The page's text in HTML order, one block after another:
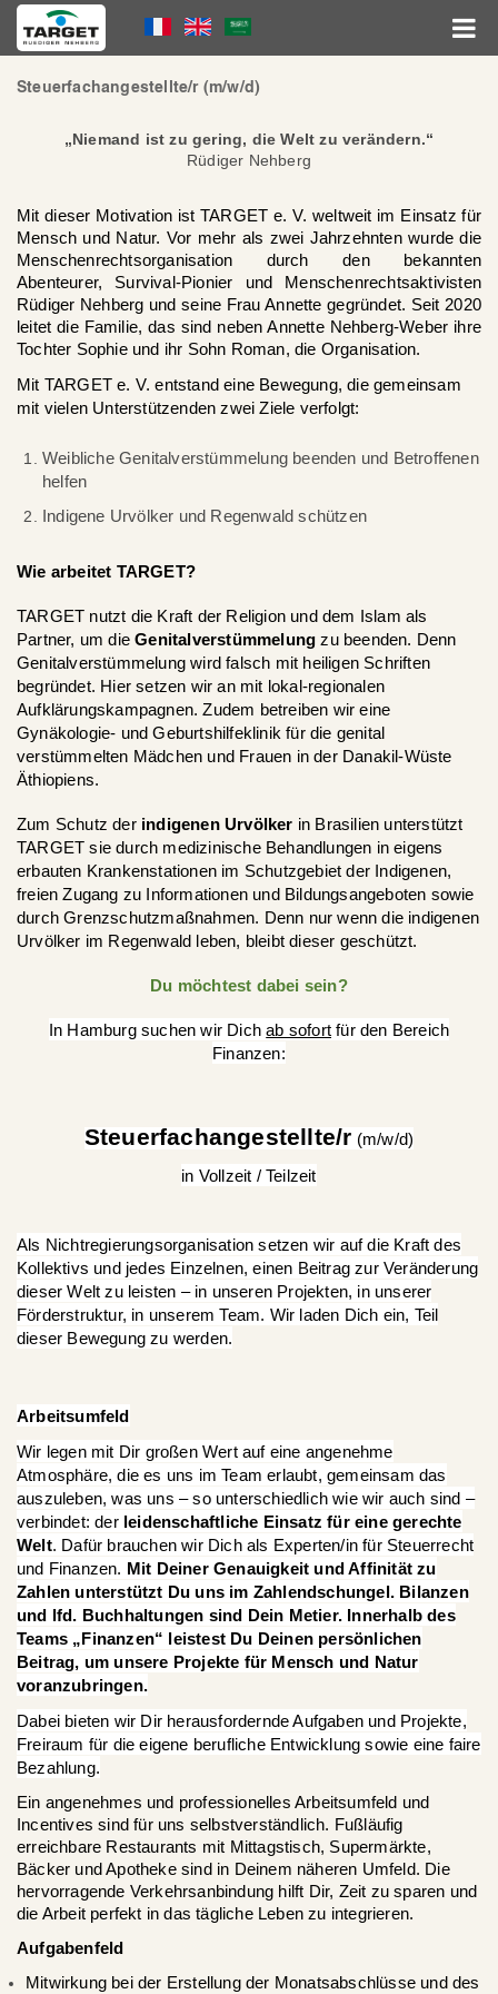
Direkt
zum
Inhalt
Language
Menu
Hauptnavigation
Steuerfachangestellte/r (m/w/d)
„Niemand ist zu gering, die Welt zu verändern.“
Rüdiger Nehberg
Mit dieser Motivation ist TARGET e. V. weltweit im Einsatz für
Mensch und Natur. Vor mehr als zwei Jahrzehnten wurde die
Menschenrechtsorganisation durch den bekannten
Abenteurer, Survival-Pionier und Menschenrechtsaktivisten
Rüdiger Nehberg undseine Frau Annette gegründet. Seit 2020
leitet die Familie, das sind neben Annette Nehberg-Weber ihre
Tochter Sophie und ihr Sohn Roman, die Organisation.
Mit TARGET e. V. entstand eine Bewegung, die gemeinsam
mit vielen Unterstützenden zwei Ziele verfolgt:
Weibliche Genitalverstümmelung beenden und Betroffenen
helfen
Indigene Urvölker und Regenwald schützen
Wie arbeitet TARGET?
TARGET nutzt die Kraft der Religion und dem Islam als
Partner, um dieGenitalverstümmelung zu beenden. Denn
Genitalverstümmelung wird falsch mit heiligen Schriften
begründet. Hier setzen wir an mit lokal-regionalen
Aufklärungskampagnen. Zudem betreiben wir eine
Gynäkologie- und Geburtshilfeklinik für die genital
verstümmelten Mädchen und Frauen in der Danakil-Wüste
Äthiopiens.
Zum Schutz der indigenen Urvölker in Brasilien unterstützt
TARGET sie durch medizinische Behandlungen in eigens
erbauten Krankenstationen im Schutzgebiet der Indigenen,
freien Zugang zu Informationen und Bildungsangeboten sowie
durch Grenzschutzmaßnahmen. Denn nur wenn die indigenen
Urvölker im Regenwald leben, bleibt dieser geschützt.
Du möchtest dabei sein?
In Hamburg suchen wir Dichab sofort für den Bereich
Finanzen:
Steuerfachangestellte/r (m/w/d)
in Vollzeit / Teilzeit
Als Nichtregierungsorganisation setzen wir auf die Kraft des
Kollektivs und jedes Einzelnen, einen Beitrag zur Veränderung
dieser Welt zu leisten – in unseren Projekten, in unserer
Förderstruktur, in unserem Team. Wir laden Dich ein, Teil
dieser Bewegung zu werden.
Arbeitsumfeld
Wir legen mit Dir großen Wert auf eine angenehme
Atmosphäre, die es uns im Team erlaubt, gemeinsam das
auszuleben, was uns – so unterschiedlich wie wir auch sind –
verbindet: der leidenschaftliche Einsatz füreine gerechte
Welt. Dafür brauchen wir Dich als Experten/in für Steuerrecht
und Finanzen. Mit Deiner Genauigkeit und Affinität zu
Zahlen unterstützt Du uns im Zahlendschungel. Bilanzen
und lfd. Buchhaltungen sind Dein Metier. Innerhalb des
Teams „Finanzen“ leistest Du Deinen persönlichen
Beitrag, um unsere Projekte für Mensch und Natur
voranzubringen.
Dabei bieten wir Dir herausfordernde Aufgaben und Projekte,
Freiraum für die eigene berufliche Entwicklung sowie eine faire
Bezahlung.
Ein angenehmes und professionelles Arbeitsumfeld und
Incentives sind für uns selbstverständlich. Fußläufig
erreichbare Restaurants mit Mittagstisch, Supermärkte,
Bäcker und Apotheke sind in Deinem näheren Umfeld. Die
hervorragende Verkehrsanbindung hilft Dir, Zeit zu sparen und
die Arbeit perfekt in das tägliche Leben zu integrieren.
Aufgabenfeld
Mitwirkung bei der Erstellung der Monatsabschlüsse und des